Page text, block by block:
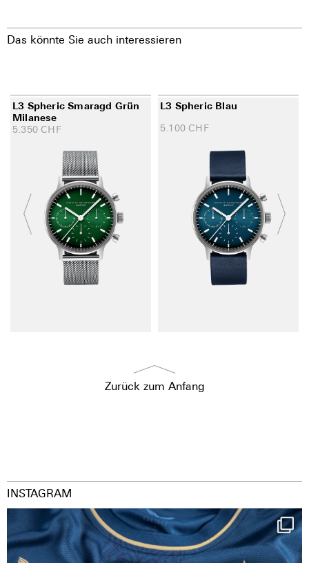
Das könnte Sie auch interessieren
L3 Spheric Smaragd Grün
Milanese
5.350 CHF
L3 Spheric Blau
5.100 CHF
Zurück zum Anfang
INSTAGRAM
Happy Birthday FCZ
130 years filled ...
126
3